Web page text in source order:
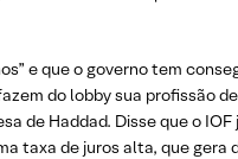
e que o governo tem
do lobby sua profissão de
de Haddad. Disse que o
taxa de juros alta, que